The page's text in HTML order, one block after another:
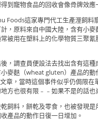
到寵物食品的回收會像骨牌效應
Foods這家專門代工生產溼飼料
，原料來自中國大陸，含有小麥
被用在塑料上的化學物質三聚氰
，調查員便設法去找出含有這種
麥麩（wheat gluten）產品的動
章，當時這個事件似乎仍侷限在
方也很有限﹣﹣如果不是的話也
飼料，餅乾及零食，也被發現是
產品的動作日復一日增加。